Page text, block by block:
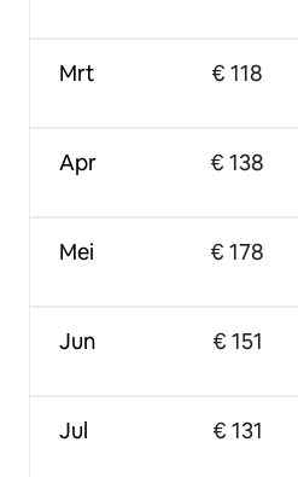
Mrt
Apr
Mei
Jun
Jul
€ 118
€ 138
€ 178
€ 151
€ 131